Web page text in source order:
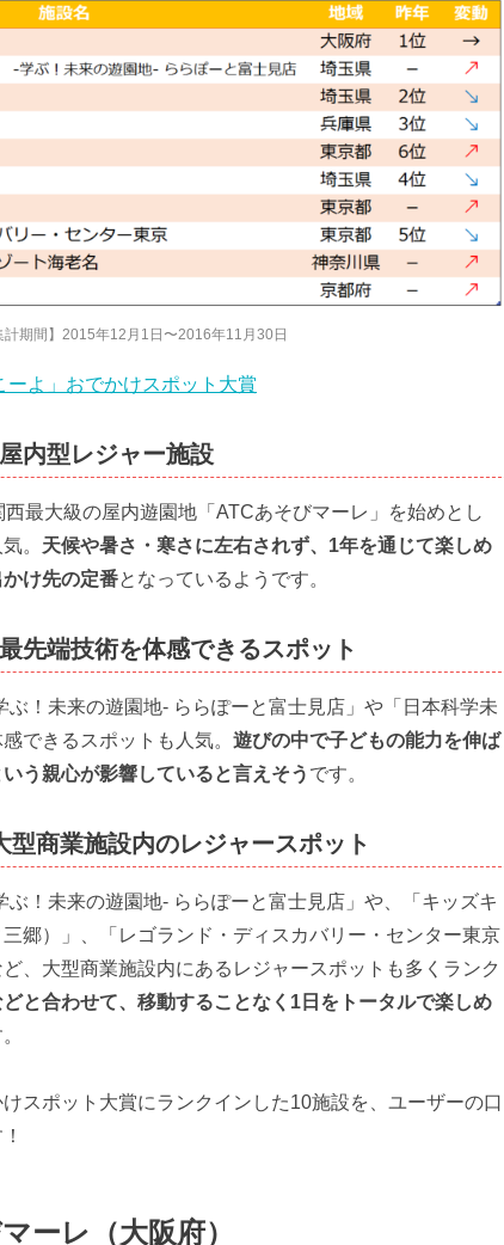
計期間】2015年12月1日〜2016年11月30日
ーよ」おでかけスポット大賞
内型レジャー施設
最大級の屋内遊園地「ATCあそびマーレ」を始めとし
。 天候や暑さ・寒さに左右されず、1年を通じて楽しめ
け先の定番となっているようです。
先端技術を体感できるスポット
！未来の遊園地- ららぽーと富士見店」や「日本科学未
できるスポットも人気。 遊びの中で子どもの能力を伸ば
う親心が影響していると言えそう です。
商業施設内のレジャースポット
！未来の遊園地- ららぽーと富士見店」や、「キッズキ
郷）」、「レゴランド・ディスカバリー・センター東京
ど、大型商業施設内にあるレジャースポットも多くランク
と合わせて、移動することなく1日をトータルで楽しめ
スポット大賞にランクインした10施設を、ユーザーの口
ーレ（大阪府）